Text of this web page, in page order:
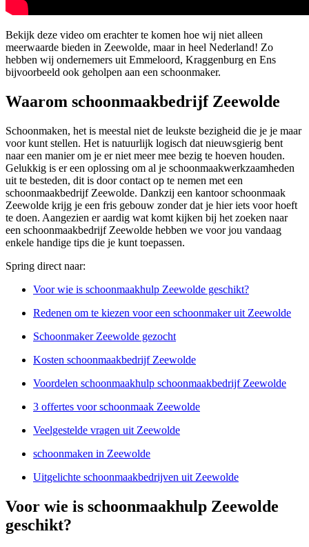
Bekijk deze video om erachter te komen hoe wij niet alleen
meerwaarde bieden in Zeewolde, maar in heel Nederland! Zo
hebben wij ondernemers uit Emmeloord, Kraggenburg en Ens
bijvoorbeeld ook geholpen aan een schoonmaker.
Waarom schoonmaakbedrijf Zeewolde
Schoonmaken, het is meestal niet de leukste bezigheid die je je maar
voor kunt stellen. Het is natuurlijk logisch dat nieuwsgierig bent
naar een manier om je er niet meer mee bezig te hoeven houden.
Gelukkig is er een oplossing om al je schoonmaakwerkzaamheden
uit te besteden, dit is door contact op te nemen met een
schoonmaakbedrijf Zeewolde. Dankzij een kantoor schoonmaak
Zeewolde krijg je een fris gebouw zonder dat je hier iets voor hoeft
te doen. Aangezien er aardig wat komt kijken bij het zoeken naar
een schoonmaakbedrijf Zeewolde hebben we voor jou vandaag
enkele handige tips die je kunt toepassen.
Spring direct naar:
Voor wie is schoonmaakhulp Zeewolde geschikt?
Redenen om te kiezen voor een schoonmaker uit Zeewolde
Schoonmaker Zeewolde gezocht
Kosten schoonmaakbedrijf Zeewolde
Voordelen schoonmaakhulp schoonmaakbedrijf Zeewolde
3 offertes voor schoonmaak Zeewolde
Veelgestelde vragen uit Zeewolde
schoonmaken in Zeewolde
Uitgelichte schoonmaakbedrijven uit Zeewolde
Voor wie is schoonmaakhulp Zeewolde
geschikt?